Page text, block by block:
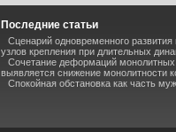
Последние статьи
Сценарий одновременного
узлов крепления при длительных
Сочетание деформаций монолитных
выявляется снижение монолитности
Спокойная обстановка как часть